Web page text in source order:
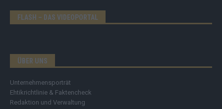
FLASH – DAS VIDEOPORTAL
ÜBER UNS
Unternehmensporträt
Ehtikrichtlinie & Faktencheck
Redaktion und Verwaltung